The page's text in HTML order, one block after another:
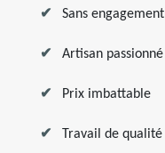
Sans engagement
Artisan passionné
Prix imbattable
Travail de qualité